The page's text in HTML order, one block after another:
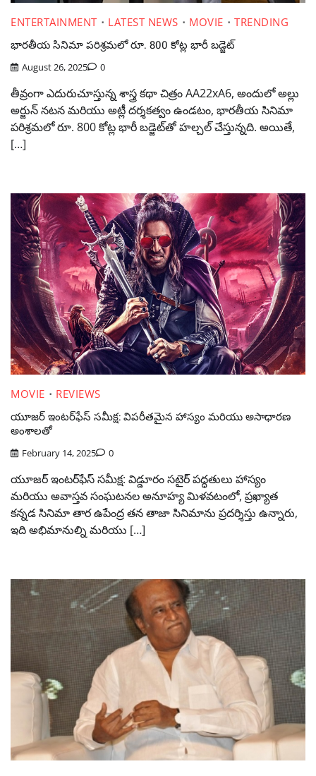
ENTERTAINMENT LATEST NEWS MOVIE
TRENDING
భారతీయ సినిమా పరిశ్రమలో రూ. 800 కోట్ల భారీ బడ్జెట్‌
August 26, 2025 0
తీవ్రంగా ఎదురుచూస్తున్న శాస్త్ర కథా చిత్రం AA22xA6, అందులో అల్లు
అర్జున్ నటన మరియు అట్లీ దర్శకత్వం ఉండటం, భారతీయ సినిమా
పరిశ్రమలో రూ. 800 కోట్ల భారీ బడ్జెట్‌తో హల్చల్ చేస్తున్నది. అయితే,
[…]
MOVIE
REVIEWS
యూజర్ ఇంటర్‌ఫేస్ సమీక్ష: విపరీతమైన హాస్యం మరియు అసాధారణ
అంశాలతో
February 14, 2025 0
యూజర్ ఇంటర్‌ఫేస్ సమీక్ష: విడ్డూరం సటైర్ పద్ధతులు హాస్యం
మరియు అవాస్తవ సంఘటనల అనూహ్య మిళవటంలో, ప్రఖ్యాత
కన్నడ సినిమా తార ఉపేంద్ర తన తాజా సినిమాను ప్రదర్శిస్తు ఉన్నారు,
ఇది అభిమానుల్ని మరియు […]